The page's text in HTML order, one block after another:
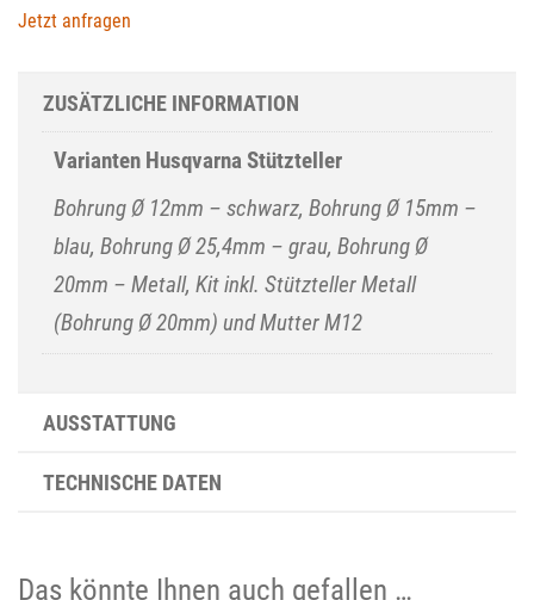
Jetzt anfragen
ZUSÄTZLICHE INFORMATION
Varianten Husqvarna Stützteller
Bohrung Ø 12mm – schwarz, Bohrung Ø 15mm –
blau, Bohrung Ø 25,4mm – grau, Bohrung Ø
20mm – Metall, Kit inkl. Stützteller Metall
(Bohrung Ø 20mm) und Mutter M12
AUSSTATTUNG
TECHNISCHE DATEN
Das könnte Ihnen auch gefallen …